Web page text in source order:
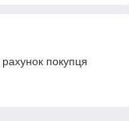
покупця